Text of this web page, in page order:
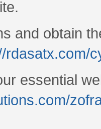
and obtain
rdasatx.com/
essential